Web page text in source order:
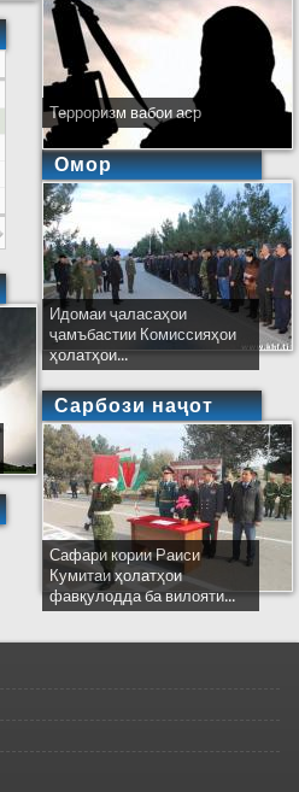
Терроризм вабои аср
Омор
Идомаи ҷаласаҳои
ҷамъбастии Комиссияҳои
ҳолатҳои...
Сарбози наҷот
Сафари кории Раиси
Кумитаи ҳолатҳои
фавқулодда ба вилояти...